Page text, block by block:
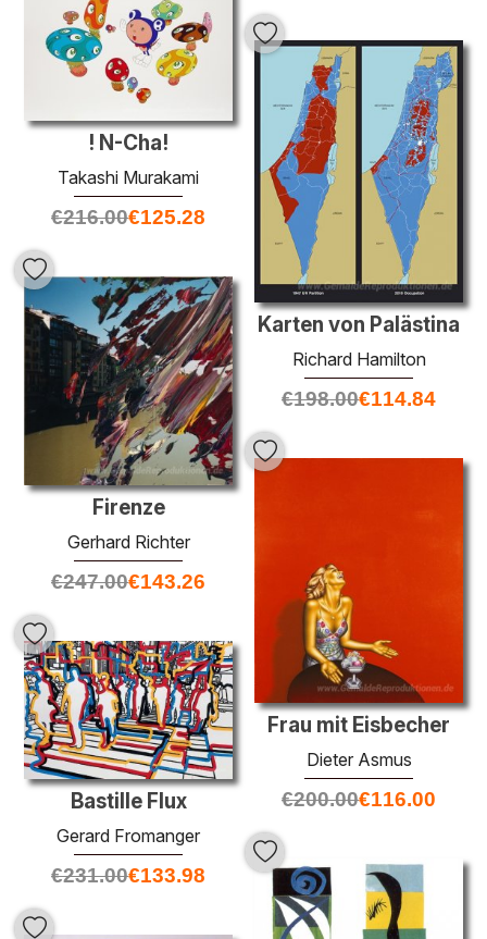
! N-Cha!
Takashi Murakami
€216.00€125.28
Karten von Palästina
Richard Hamilton
€198.00€114.84
Firenze
Gerhard Richter
€247.00€143.26
Frau mit Eisbecher
Dieter Asmus
€200.00€116.00
Bastille Flux
Gerard Fromanger
€231.00€133.98